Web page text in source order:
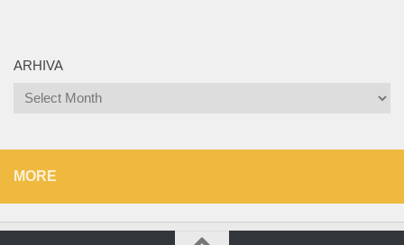
ARHIVA
Arhiva
MORE